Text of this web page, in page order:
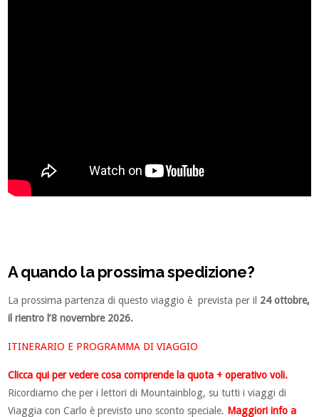
A quando la prossima spedizione?
La prossima partenza di questo viaggio è prevista per il 24 ottobre,
il rientro l’8 novembre 2026.
ITINERARIO E PROGRAMMA DI VIAGGIO
Clicca qui per vedere cosa comprende laquota + operativo voli.
Ricordiamo che per i lettori di Mountainblog, su tutti i viaggi di
Viaggia con Carlo è previsto uno sconto speciale. Maggiori info a